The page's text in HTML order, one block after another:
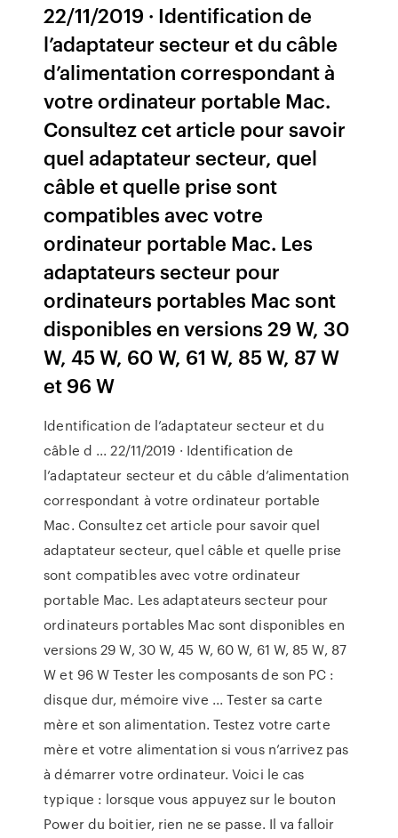
22/11/2019 · Identification de
l’adaptateur secteur et du câble
d’alimentation correspondant à
votre ordinateur portable Mac.
Consultez cet article pour savoir
quel adaptateur secteur, quel
câble et quelle prise sont
compatibles avec votre
ordinateur portable Mac. Les
adaptateurs secteur pour
ordinateurs portables Mac sont
disponibles en versions 29 W, 30
W, 45 W, 60 W, 61 W, 85 W, 87 W
et 96 W
Identification de l’adaptateur secteur et du
câble d ... 22/11/2019 · Identification de
l’adaptateur secteur et du câble d’alimentation
correspondant à votre ordinateur portable
Mac. Consultez cet article pour savoir quel
adaptateur secteur, quel câble et quelle prise
sont compatibles avec votre ordinateur
portable Mac. Les adaptateurs secteur pour
ordinateurs portables Mac sont disponibles en
versions 29 W, 30 W, 45 W, 60 W, 61 W, 85 W, 87
W et 96 W Tester les composants de son PC :
disque dur, mémoire vive ... Tester sa carte
mère et son alimentation. Testez votre carte
mère et votre alimentation si vous n’arrivez pas
à démarrer votre ordinateur. Voici le cas
typique : lorsque vous appuyez sur le bouton
Power du boitier, rien ne se passe. Il va falloir